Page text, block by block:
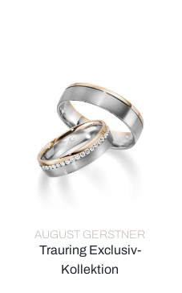
28549/6-4/28549/6
AUGUST GERSTNER
Trauring Exclusiv-
Kollektion